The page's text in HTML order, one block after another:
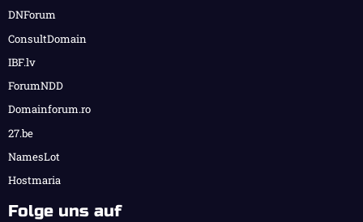
DNForum
ConsultDomain
IBF.lv
ForumNDD
Domainforum.ro
27.be
NamesLot
Hostmaria
Folge uns auf